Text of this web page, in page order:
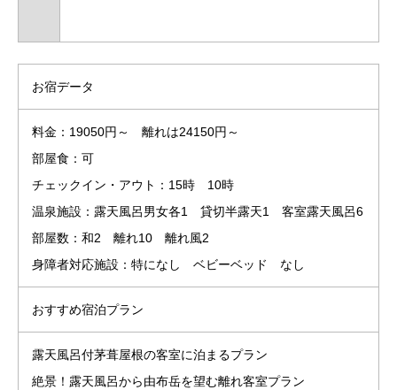
お宿データ
料金：19050円～ 離れは24150円～
部屋食：可
チェックイン・アウト：15時 10時
温泉施設：露天風呂男女各1 貸切半露天1 客室露天風呂6
部屋数：和2 離れ10 離れ風2
身障者対応施設：特になし ベビーベッド なし
おすすめ宿泊プラン
露天風呂付茅葺屋根の客室に泊まるプラン
絶景！露天風呂から由布岳を望む離れ客室プラン